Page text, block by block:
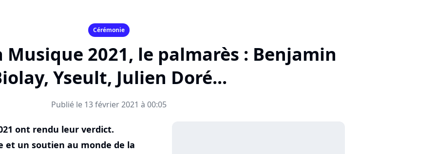
Cérémonie
Musique 2021, le palmarès : Benjamin
Yseult, Julien Doré...
Publié le 13 février 2021 à 00:05
ont rendu leur verdict.
et un soutien au monde de la